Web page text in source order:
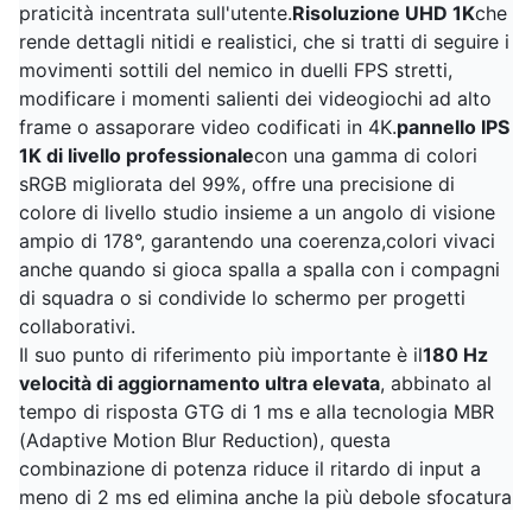
praticità incentrata sull'utente.Risoluzione UHD 1Kche
rende dettagli nitidi e realistici, che si tratti di seguire i
movimenti sottili del nemico in duelli FPS stretti,
modificare i momenti salienti dei videogiochi ad alto
frame o assaporare video codificati in 4K.pannello IPS
1K di livello professionalecon una gamma di colori
sRGB migliorata del 99%, offre una precisione di
colore di livello studio insieme a un angolo di visione
ampio di 178°, garantendo una coerenza,colori vivaci
anche quando si gioca spalla a spalla con i compagni
di squadra o si condivide lo schermo per progetti
collaborativi.
Il suo punto di riferimento più importante è il180 Hz
velocità di aggiornamento ultra elevata, abbinato al
tempo di risposta GTG di 1 ms e alla tecnologia MBR
(Adaptive Motion Blur Reduction), questa
combinazione di potenza riduce il ritardo di input a
meno di 2 ms ed elimina anche la più debole sfocatura